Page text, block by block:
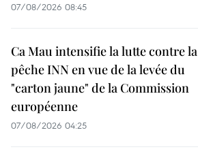
07/08/2026 08:45
Ca Mau intensifie la lutte contre la
pêche INN en vue de la levée du
"carton jaune" de la Commission
européenne
07/08/2026 04:25